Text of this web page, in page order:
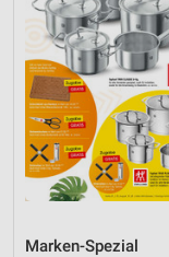
Marken-Spezial